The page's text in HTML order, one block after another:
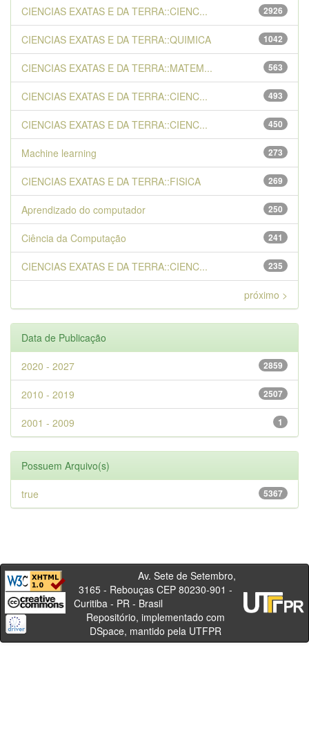
2926
CIENCIAS EXATAS E DA TERRA::CIENC...
1042
CIENCIAS EXATAS E DA TERRA::QUIMICA
563
CIENCIAS EXATAS E DA TERRA::MATEM...
493
CIENCIAS EXATAS E DA TERRA::CIENC...
450
CIENCIAS EXATAS E DA TERRA::CIENC...
273
Machine learning
269
CIENCIAS EXATAS E DA TERRA::FISICA
250
Aprendizado do computador
241
Ciência da Computação
235
CIENCIAS EXATAS E DA TERRA::CIENC...
próximo >
Data de Publicação
2859
2020 - 2027
2507
2010 - 2019
1
2001 - 2009
Possuem Arquivo(s)
5367
true
Av. Sete de Setembro,
3165 - Rebouças CEP 80230-901 -
Curitiba - PR - Brasil
Repositório, implementado com
DSpace, mantido pela UTFPR